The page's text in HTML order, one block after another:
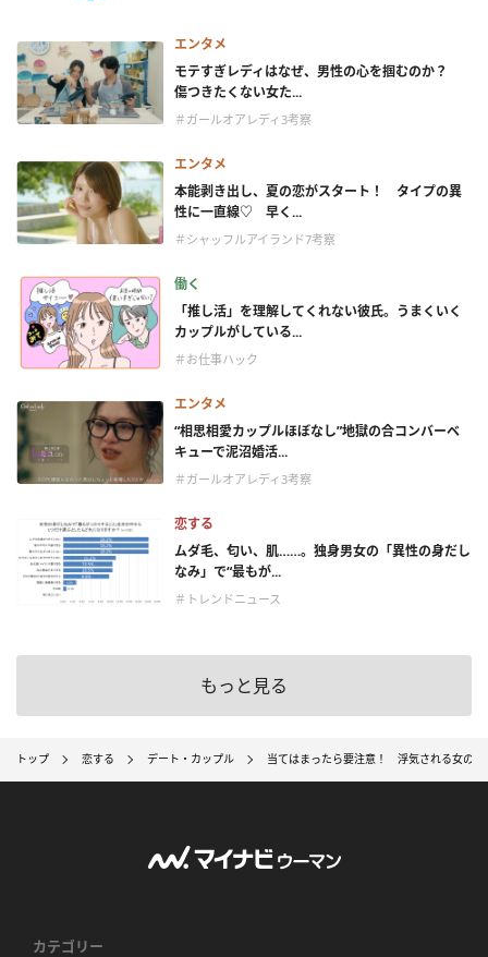
エンタメ
モテすぎレディはなぜ、男性の心を掴むのか？
傷つきたくない女た...
＃ガールオアレディ3考察
エンタメ
本能剥き出し、夏の恋がスタート！ タイプの異
性に一直線♡ 早く...
＃シャッフルアイランド7考察
働く
「推し活」を理解してくれない彼氏。うまくいく
カップルがしている...
＃お仕事ハック
エンタメ
“相思相愛カップルほぼなし”地獄の合コンバーベ
キューで泥沼婚活...
＃ガールオアレディ3考察
恋する
ムダ毛、匂い、肌……。独身男女の「異性の身だし
なみ」で“最もが...
＃トレンドニュース
もっと見る
トップ 恋する デート・カップル 当てはまったら要注意！ 浮気される女の特
カテゴリー